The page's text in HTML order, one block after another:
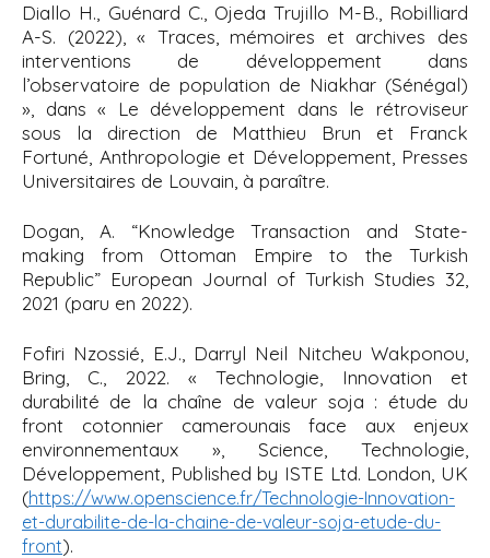
Diallo H., Guénard C., Ojeda Trujillo M-B., Robilliard
A-S. (2022), « Traces, mémoires et archives des
interventions de développement dans
l’observatoire de population de Niakhar (Sénégal)
», dans « Le développement dans le rétroviseur
sous la direction de Matthieu Brun et Franck
Fortuné, Anthropologie et Développement, Presses
Universitaires de Louvain, à paraître.
Dogan, A. “Knowledge Transaction and State-
making from Ottoman Empire to the Turkish
Republic” European Journal of Turkish Studies 32,
2021 (paru en 2022).
Fofiri Nzossié, E.J., Darryl Neil Nitcheu Wakponou,
Bring, C., 2022. « Technologie, Innovation et
durabilité de la chaîne de valeur soja : étude du
front cotonnier camerounais face aux enjeux
environnementaux », Science, Technologie,
Développement, Published by ISTE Ltd. London, UK
(https://www.openscience.fr/Technologie-Innovation-
et-durabilite-de-la-chaine-de-valeur-soja-etude-du-
front).